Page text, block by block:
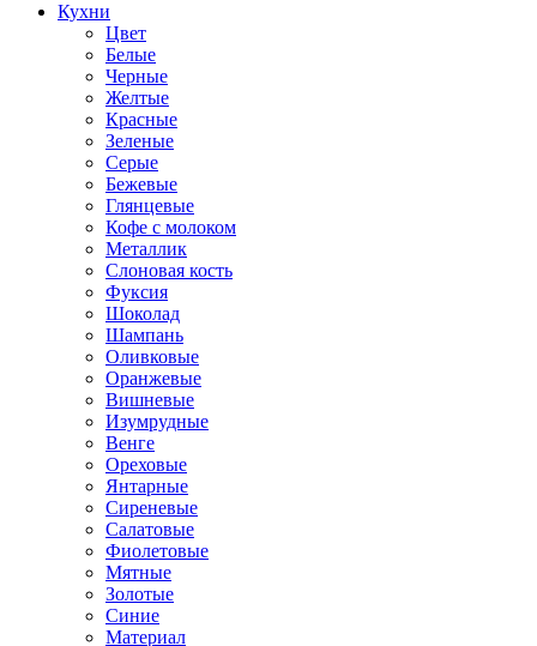
Кухни
Цвет
Белые
Черные
Желтые
Красные
Зеленые
Серые
Бежевые
Глянцевые
Кофе с молоком
Металлик
Слоновая кость
Фуксия
Шоколад
Шампань
Оливковые
Оранжевые
Вишневые
Изумрудные
Венге
Ореховые
Янтарные
Сиреневые
Салатовые
Фиолетовые
Мятные
Золотые
Синие
Материал